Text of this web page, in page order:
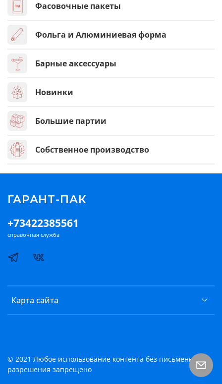
Фасовочные пакеты
Фольга и Алюминиевая форма
Барные аксессуары
Новинки
Большие партии
Собственное производство
Карта сайта
+73422385561
справочная служба
ГАРАНТ-ПАК
© 2021 Любое использование контента без письменного
разрешения запрещено